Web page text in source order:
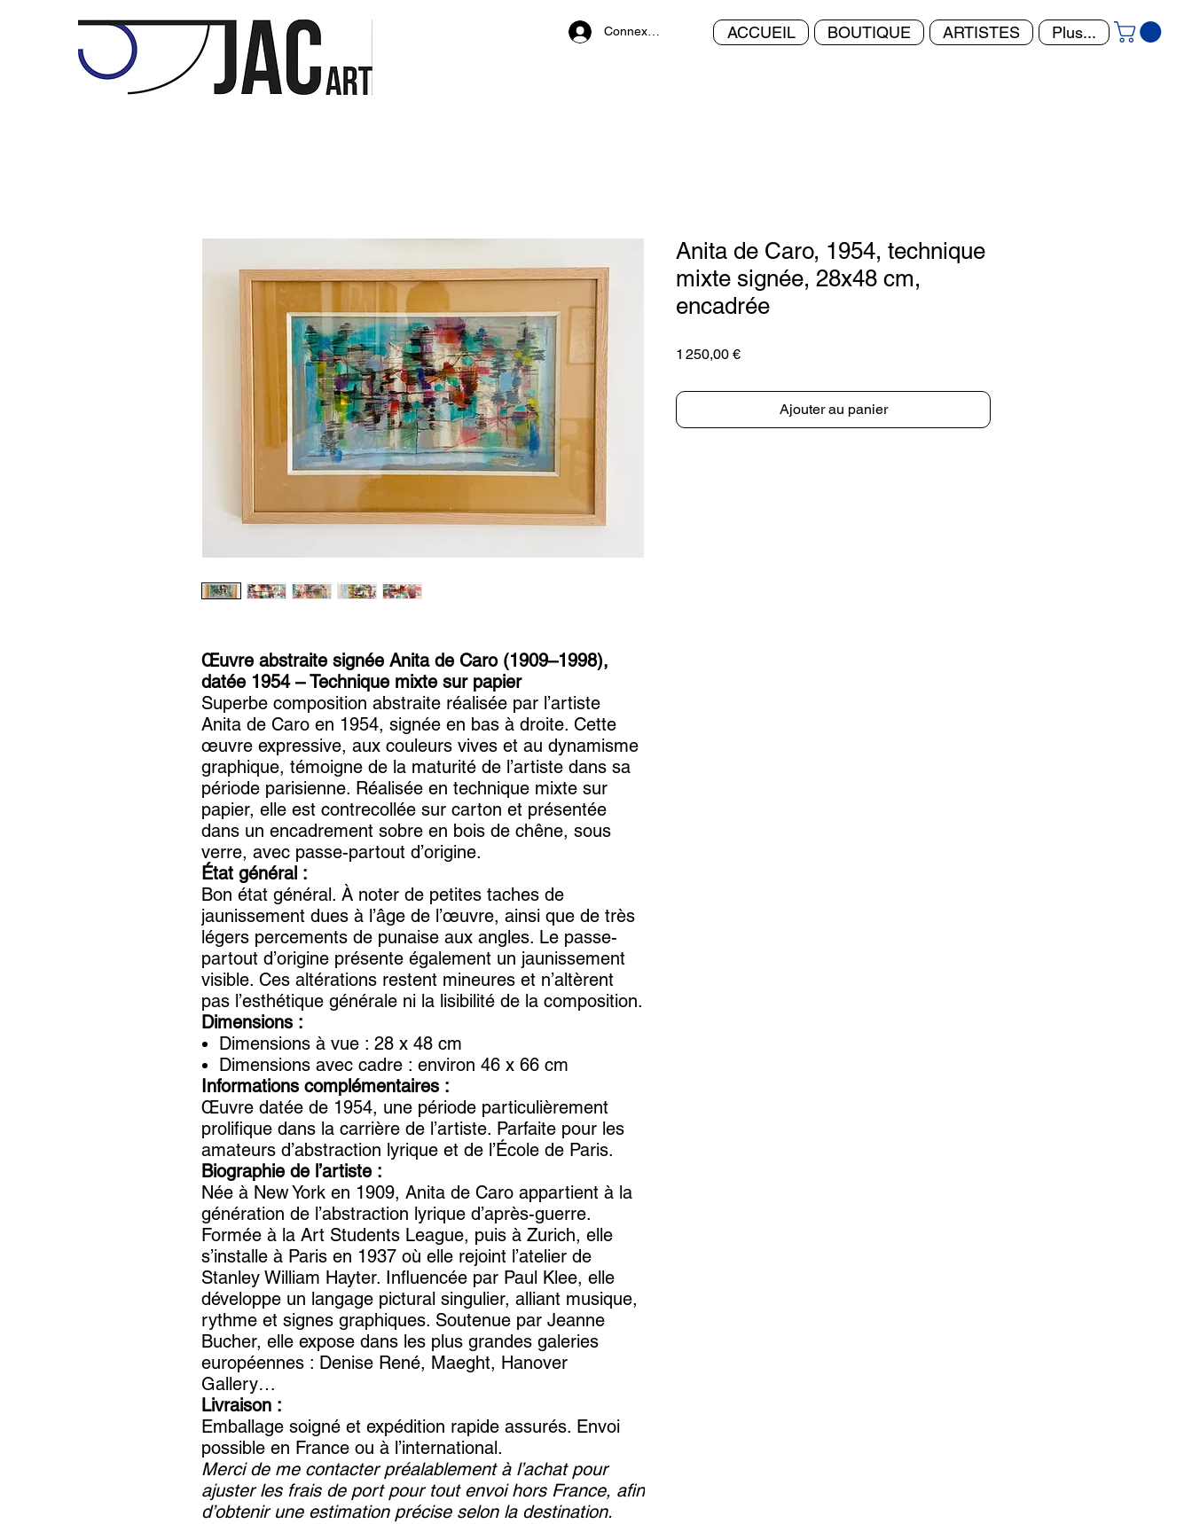
Connexion ACCUEIL BOUTIQUE ARTISTES Plus...
Œuvre abstraite signée Anita de Caro (1909–1998),
datée 1954 – Technique mixte sur papier
Superbe composition abstraite réalisée par l’artiste
Anita de Caro en 1954, signée en bas à droite. Cette
œuvre expressive, aux couleurs vives et au dynamisme
graphique, témoigne de la maturité de l’artiste dans sa
période parisienne. Réalisée en technique mixte sur
papier, elle est contrecollée sur carton et présentée
dans un encadrement sobre en bois de chêne, sous
verre, avec passe-partout d’origine.
État général :
Bon état général. À noter de petites taches de
jaunissement dues à l’âge de l’œuvre, ainsi que de très
légers percements de punaise aux angles. Le passe-
partout d’origine présente également un jaunissement
visible. Ces altérations restent mineures et n’altèrent
pas l’esthétique générale ni la lisibilité de la composition.
Dimensions :
Dimensions à vue : 28 x 48 cm
Dimensions avec cadre : environ 46 x 66 cm
Informations complémentaires :
Œuvre datée de 1954, une période particulièrement
prolifique dans la carrière de l’artiste. Parfaite pour les
amateurs d’abstraction lyrique et de l’École de Paris.
Biographie de l’artiste :
Née à New York en 1909, Anita de Caro appartient à la
génération de l’abstraction lyrique d’après-guerre.
Formée à la Art Students League, puis à Zurich, elle
s’installe à Paris en 1937 où elle rejoint l’atelier de
Stanley William Hayter. Influencée par Paul Klee, elle
développe un langage pictural singulier, alliant musique,
rythme et signes graphiques. Soutenue par Jeanne
Bucher, elle expose dans les plus grandes galeries
européennes : Denise René, Maeght, Hanover
Gallery…
Livraison :
Emballage soigné et expédition rapide assurés. Envoi
possible en France ou à l’international.
Merci de me contacter préalablement à l’achat pour
ajuster les frais de port pour tout envoi hors France, afin
d’obtenir une estimation précise selon la destination.
Anita de Caro, 1954, technique
mixte signée, 28x48 cm,
encadrée
1 250,00 €Prix
Ajouter au panier